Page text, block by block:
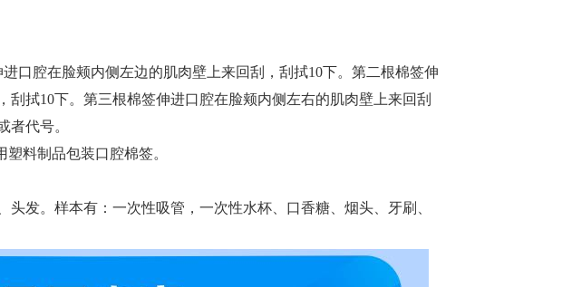
口腔在脸颊内侧左边的肌肉壁上来回刮，刮拭10下。第二根棉签伸
拭10下。第三根棉签伸进口腔在脸颊内侧左右的肌肉壁上来回刮
者代号。
料制品包装口腔棉签。
发。样本有：一次性吸管，一次性水杯、口香糖、烟头、牙刷、